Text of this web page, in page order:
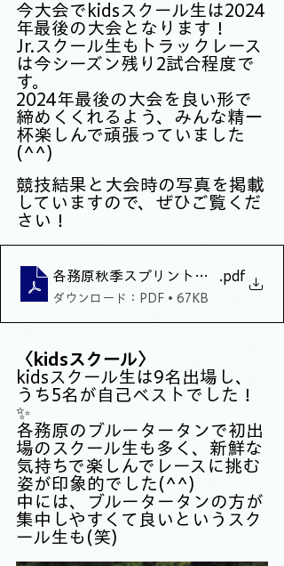
今大会でkidsスクール生は2024
年最後の大会となります！
Jr.スクール生もトラックレース
は今シーズン残り2試合程度で
す。
2024年最後の大会を良い形で
締めくくれるよう、みんな精一
杯楽しんで頑張っていました
(^^)
競技結果と大会時の写真を掲載
していますので、ぜひご覧くだ
さい！
各務原秋季スプリントトライアル・
.pdf
ダウンロード：PDF • 67KB
〈kidsスクール〉
kidsスクール生は9名出場し、
うち5名が自己ベストでした！
✨
各務原のブルータータンで初出
場のスクール生も多く、新鮮な
気持ちで楽しんでレースに挑む
姿が印象的でした(^^)
中には、ブルータータンの方が
集中しやすくて良いというスク
ール生も(笑)